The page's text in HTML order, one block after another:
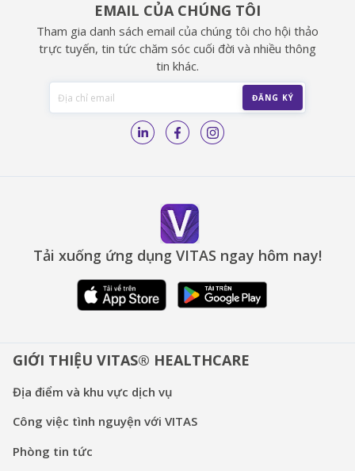
EMAIL CỦA CHÚNG TÔI
Tham gia danh sách email của chúng tôi cho hội thảo
trực tuyến, tin tức chăm sóc cuối đời và nhiều thông
tin khác.
Tải xuống ứng dụng VITAS ngay hôm nay!
GIỚI THIỆU VITAS® HEALTHCARE
Địa điểm và khu vực dịch vụ
Công việc tình nguyện với VITAS
Phòng tin tức